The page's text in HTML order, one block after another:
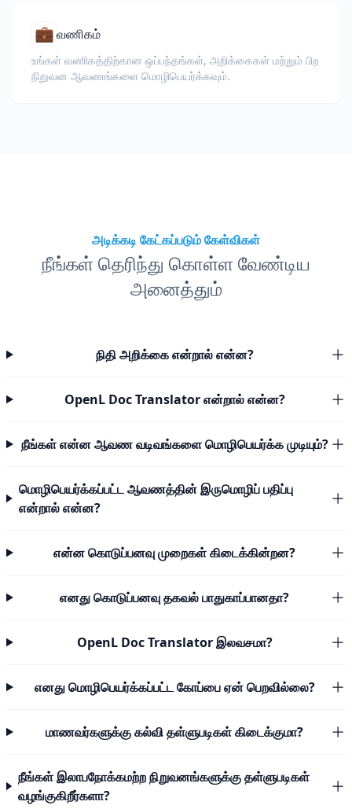
💼வணிகம்
உங்கள் வணிகத்திற்கான ஒப்பந்தங்கள், அறிக்கைகள் மற்றும் பிற
நிறுவன ஆவணங்களை மொழிபெயர்க்கவும்.
அடிக்கடி கேட்கப்படும் கேள்விகள்
நீங்கள் தெரிந்து கொள்ள வேண்டிய
அனைத்தும்
நிதி அறிக்கை என்றால் என்ன?
OpenL Doc Translator என்றால் என்ன?
நீங்கள் என்ன ஆவண வடிவங்களை மொழிபெயர்க்க முடியும்?
மொழிபெயர்க்கப்பட்ட ஆவணத்தின் இருமொழிப் பதிப்பு
என்றால் என்ன?
என்ன கொடுப்பனவு முறைகள் கிடைக்கின்றன?
எனது கொடுப்பனவு தகவல் பாதுகாப்பானதா?
OpenL Doc Translator இலவசமா?
எனது மொழிபெயர்க்கப்பட்ட கோப்பை ஏன் பெறவில்லை?
மாணவர்களுக்கு கல்வி தள்ளுபடிகள் கிடைக்குமா?
நீங்கள் இலாபநோக்கமற்ற நிறுவனங்களுக்கு தள்ளுபடிகள்
வழங்குகிறீர்களா?